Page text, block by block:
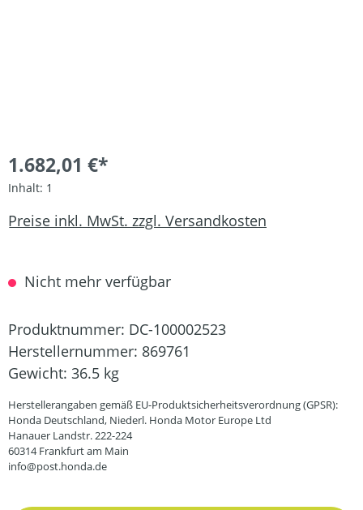
1.682,01 €*
Inhalt: 1
Preise inkl. MwSt. zzgl. Versandkosten
Nicht mehr verfügbar
Produktnummer: DC-100002523
Herstellernummer: 869761
Gewicht: 36.5 kg
Herstellerangaben gemäß EU-Produktsicherheitsverordnung (GPSR):
Honda Deutschland, Niederl. Honda Motor Europe Ltd
Hanauer Landstr. 222-224
60314 Frankfurt am Main
info@post.honda.de